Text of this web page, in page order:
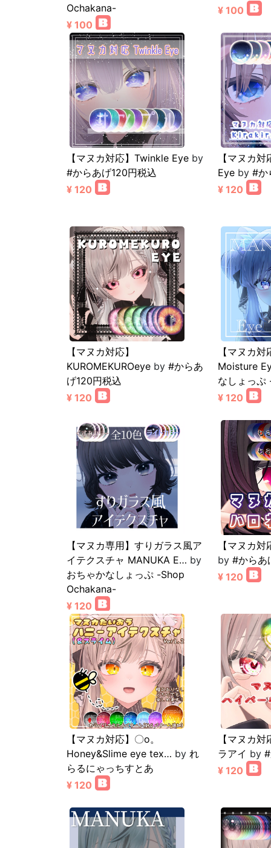
Ochakana-
¥ 100
¥ 100
【マヌカ対応】Twinkle Eye by
#からあげ120円税込
¥ 120
【マヌカ
Eye by #か
¥ 120
【マヌカ対応】
KUROMEKUROeye by #からあ
げ120円税込
¥ 120
【マヌカ
Moisture
なしょっ
¥ 120
【マヌカ専用】すりガラス風ア
イテクスチャ MANUKA E… by
おちゃかなしょっぷ -Shop
Ochakana-
¥ 120
【マヌカ
by #からあ
¥ 120
【マヌカ対応】〇o。
Honey&Slime eye tex… by れ
らるにゃっちすとあ
¥ 120
【マヌカ
ラアイ by
¥ 120